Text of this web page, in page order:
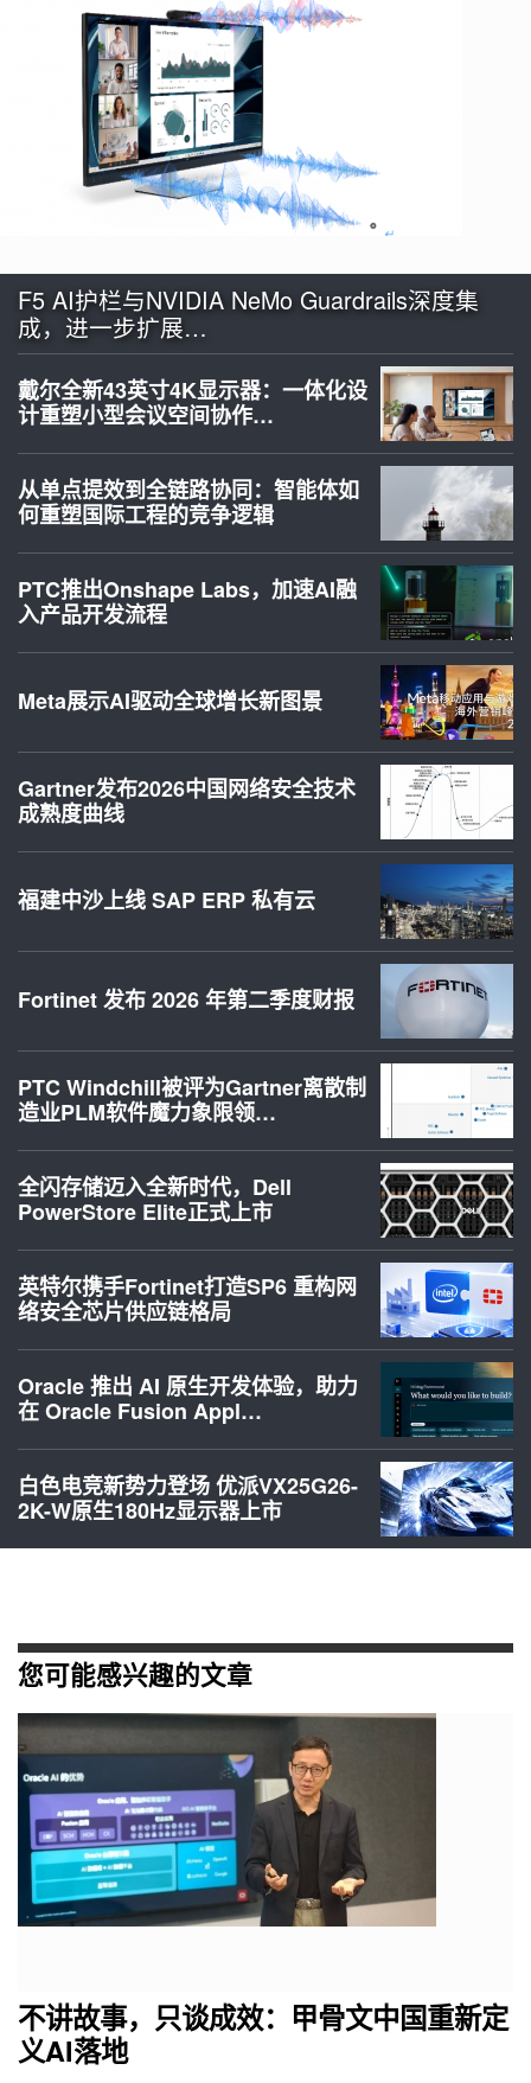
F5 AI护栏与NVIDIA NeMo Guardrails深度集
成，进一步扩展…
戴尔全新43英寸4K显示器：一体化设
计重塑小型会议空间协作…
从单点提效到全链路协同：智能体如
何重塑国际工程的竞争逻辑
PTC推出Onshape Labs，加速AI融
入产品开发流程
Meta展示AI驱动全球增长新图景
Gartner发布2026中国网络安全技术
成熟度曲线
福建中沙上线 SAP ERP 私有云
Fortinet 发布 2026 年第二季度财报
PTC Windchill被评为Gartner离散制
造业PLM软件魔力象限领…
全闪存储迈入全新时代，Dell
PowerStore Elite正式上市
英特尔携手Fortinet打造SP6 重构网
络安全芯片供应链格局
Oracle 推出 AI 原生开发体验，助力
在 Oracle Fusion Appl…
白色电竞新势力登场 优派VX25G26-
2K-W原生180Hz显示器上市
您可能感兴趣的文章
不讲故事，只谈成效：甲骨文中国重新定
义AI落地